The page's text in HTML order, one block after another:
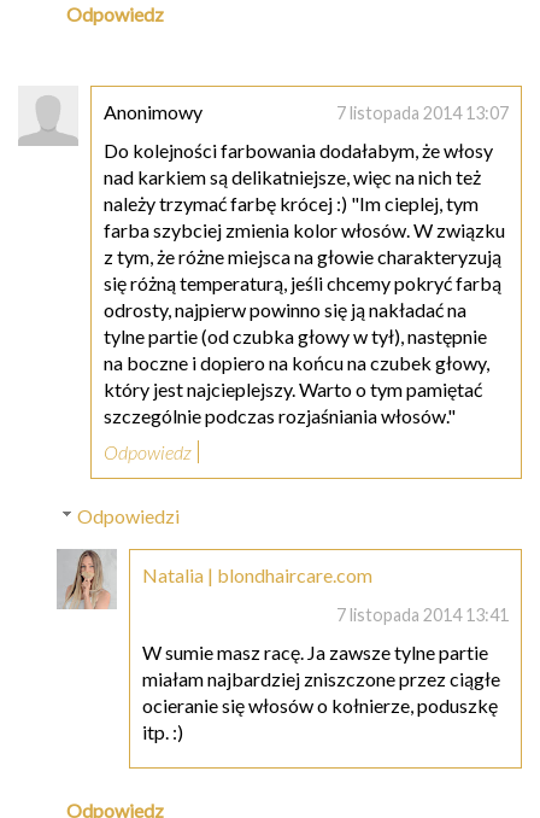
Odpowiedz
Anonimowy 7 listopada 2014 13:07
Do kolejności farbowania dodałabym, że włosy
nad karkiem są delikatniejsze, więc na nich też
należy trzymać farbę krócej :) "Im cieplej, tym
farba szybciej zmienia kolor włosów. W związku
z tym, że różne miejsca na głowie charakteryzują
się różną temperaturą, jeśli chcemy pokryć farbą
odrosty, najpierw powinno się ją nakładać na
tylne partie (od czubka głowy w tył), następnie
na boczne i dopiero na końcu na czubek głowy,
który jest najcieplejszy. Warto o tym pamiętać
szczególnie podczas rozjaśniania włosów."
Odpowiedz
Odpowiedzi
Natalia | blondhaircare.com
7 listopada 2014 13:41
W sumie masz racę. Ja zawsze tylne partie
miałam najbardziej zniszczone przez ciągłe
ocieranie się włosów o kołnierze, poduszkę
itp. :)
Odpowiedz